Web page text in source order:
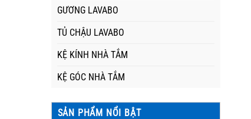
GƯƠNG LAVABO
TỦ CHẬU LAVABO
KỆ KÍNH NHÀ TẮM
KỆ GÓC NHÀ TẮM
SẢN PHẨM NỔI BẬT